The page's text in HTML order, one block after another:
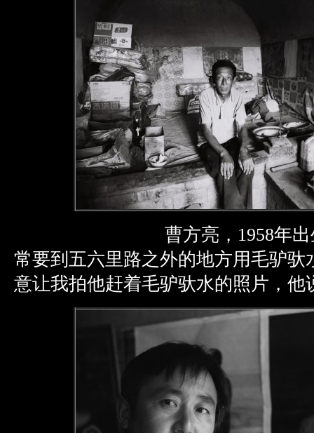
曹方亮，1958年出生，
常要到五六里路之外的地方用毛驴驮
意让我拍他赶着毛驴驮水的照片，他